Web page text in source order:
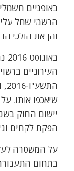
באופניים
הרשמי שחל
והן את הולכי
העירוניים
שיאכפו אותו.
יישום החוק
הפקת לקחים
על המשטרה
בתחום